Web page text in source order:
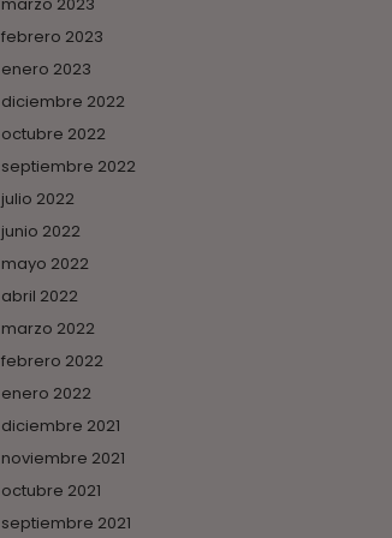
febrero 2023
enero 2023
diciembre 2022
octubre 2022
septiembre 2022
julio 2022
junio 2022
mayo 2022
abril 2022
marzo 2022
febrero 2022
enero 2022
diciembre 2021
noviembre 2021
octubre 2021
septiembre 2021